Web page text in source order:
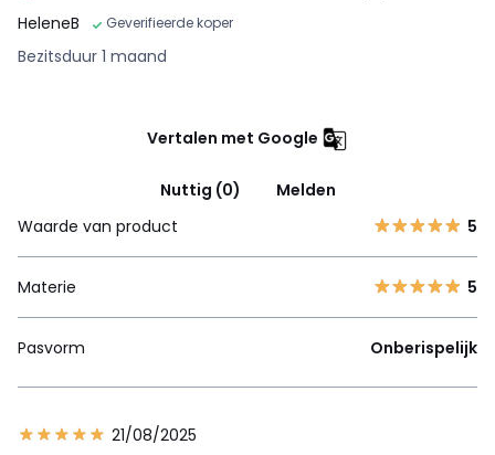
HeleneB
Geverifieerde koper
Bezitsduur 1 maand
Vertalen met Google
Nuttig (0)
Melden
Waarde van product
5
Materie 5
Pasvorm Onberispelijk
21/08/2025